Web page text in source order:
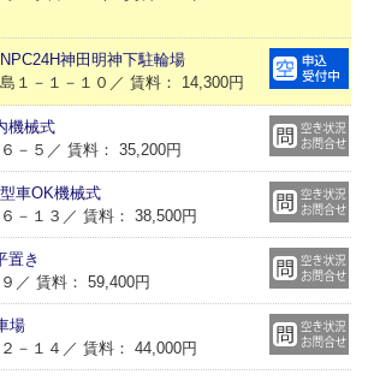
NPC24H神田明神下駐輪場
１－１－１０／ 賃料： 14,300円
機械式
－５／ 賃料： 35,200円
車OK機械式
－１３／ 賃料： 38,500円
置き
／ 賃料： 59,400円
場
－１４／ 賃料： 44,000円